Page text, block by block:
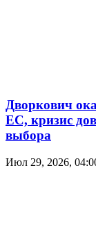
Дворкович
ЕС, кризис
выбора
Июл 29, 2026,